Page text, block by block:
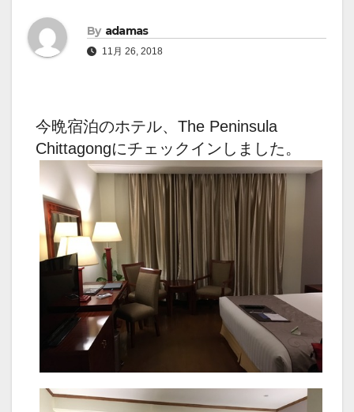
By adamas
11月 26, 2018
今晩宿泊のホテル、The Peninsula
Chittagongにチェックインしました。